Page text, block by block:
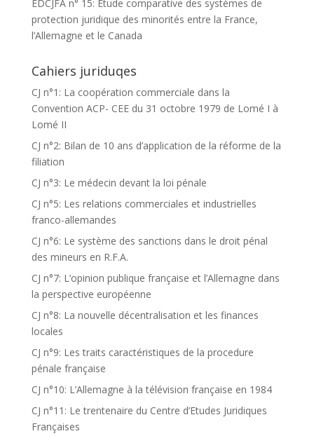
EDCJFA n° 15: Etude comparative des systèmes de
protection juridique des minorités entre la France,
l’Allemagne et le Canada
Cahiers juriduqes
CJ n°1: La coopération commerciale dans la
Convention ACP- CEE du 31 octobre 1979 de Lomé I à
Lomé II
CJ n°2: Bilan de 10 ans d’application de la réforme de la
filiation
CJ n°3: Le médecin devant la loi pénale
CJ n°5: Les relations commerciales et industrielles
franco-allemandes
CJ n°6: Le système des sanctions dans le droit pénal
des mineurs en R.F.A.
CJ n°7: L’opinion publique française et l’Allemagne dans
la perspective européenne
CJ n°8: La nouvelle décentralisation et les finances
locales
CJ n°9: Les traits caractéristiques de la procedure
pénale française
CJ n°10: L’Allemagne à la télévision française en 1984
CJ n°11: Le trentenaire du Centre d’Etudes Juridiques
Françaises